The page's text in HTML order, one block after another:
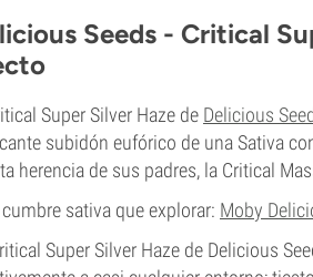
Seeds - Critical
Super Silver Haze de Delicious
subidón eufórico de una Sativa
herencia de sus padres, la Critical
sativa que explorar: Moby
Super Silver Haze de Delicious